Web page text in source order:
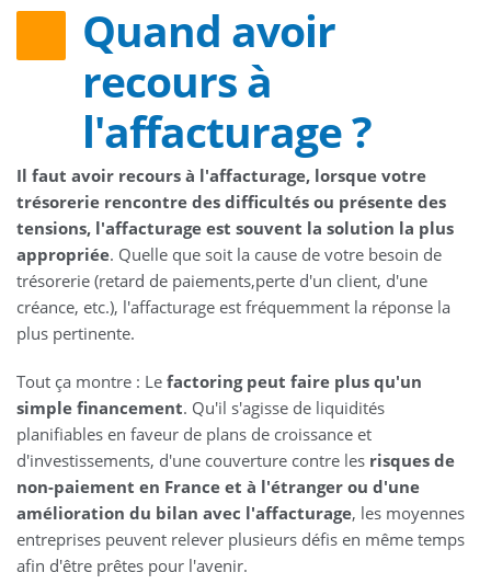
Quand avoir
recours à
l'affacturage ?
Il faut avoir recours à l'affacturage, lorsque votre
trésorerie rencontre des difficultés ou présente des
tensions, l'affacturage est souvent la solution la plus
appropriée. Quelle que soit la cause de votre besoin de
trésorerie (retard de paiements,perte d'un client, d'une
créance, etc.), l'affacturage est fréquemment la réponse la
plus pertinente.
Tout ça montre : Le factoring peut faire plus qu'un
simple financement. Qu'il s'agisse de liquidités
planifiables en faveur de plans de croissance et
d'investissements, d'une couverture contre les risques de
non-paiement en France et à l'étranger ou d'une
amélioration du bilan avec l'affacturage, les moyennes
entreprises peuvent relever plusieurs défis en même temps
afin d'être prêtes pour l'avenir.